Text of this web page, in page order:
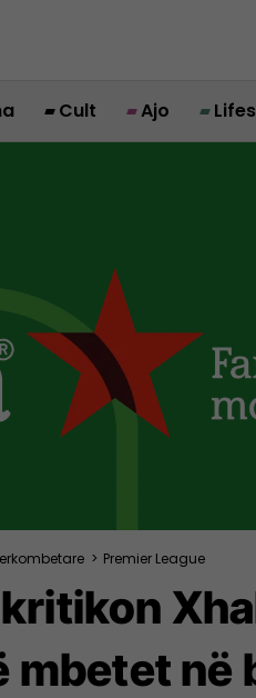
Cult Ajo
> Premier League
mbetet në